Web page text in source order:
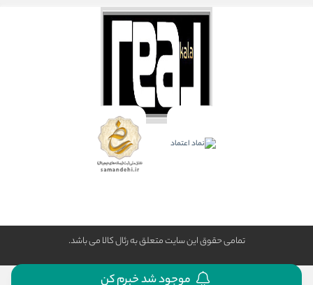
تمامی حقوق این سایت متعلق به رئال كالا می باشد.